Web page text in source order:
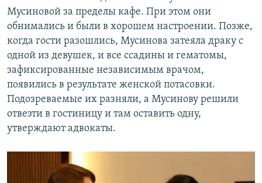
Мусиновой за пределы кафе. При этом они
обнимались и были в хорошем настроении. Позже,
когда гости разошлись, Мусинова затеяла драку с
одной из девушек, и все ссадины и гематомы,
зафиксированные независимым врачом,
появились в результате женской потасовки.
Подозреваемые их разняли, а Мусинову решили
отвезти в гостиницу и там оставить одну,
утверждают адвокаты.